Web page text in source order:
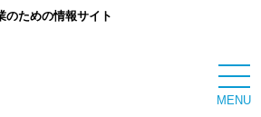
のための情報サイト